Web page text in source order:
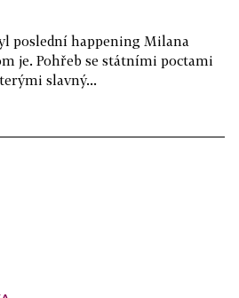
poslední happening Milana
je. Pohřeb se státními poctami
slavný...